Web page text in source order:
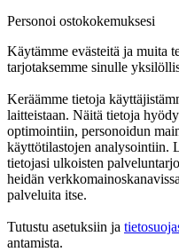
Personoi ostokokemuksesi
Käytämme evästeitä ja muita
tarjotaksemme sinulle
Keräämme tietoja
laitteistaan. Näitä tietoja
optimointiin, personoidun
käyttötilastojen analysointiin.
tietojasi ulkoisten
heidän
palveluita itse.
Tutustu asetuksiin ja
antamista.